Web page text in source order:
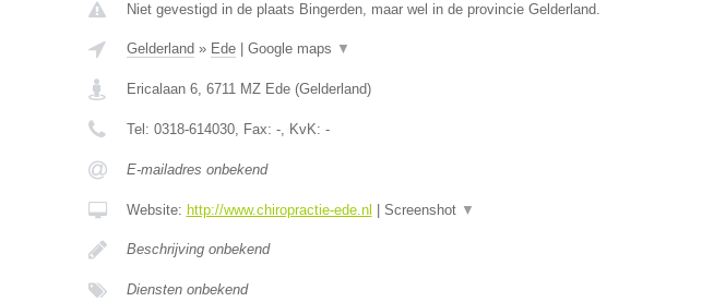
Niet gevestigd in de plaats Bingerden, maar wel in de provincie Gelderland.
Gelderland » Ede| Google maps ▼
Ericalaan 6, 6711 MZ Ede(Gelderland)
Tel: 0318-614030, Fax: -, KvK: -
E-mailadres onbekend
Website: http://www.chiropractie-ede.nl Screenshot ▼
Beschrijving onbekend
Diensten onbekend